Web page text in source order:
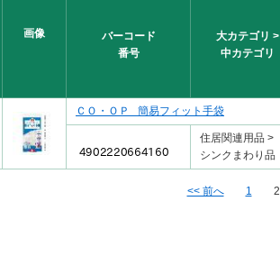
画像
バーコード
番号
大カテゴリ >
中カテゴリ
ＣＯ・ＯＰ 簡易フィット手袋
住居関連用品 >
シンクまわり品
<< 前へ 1 2